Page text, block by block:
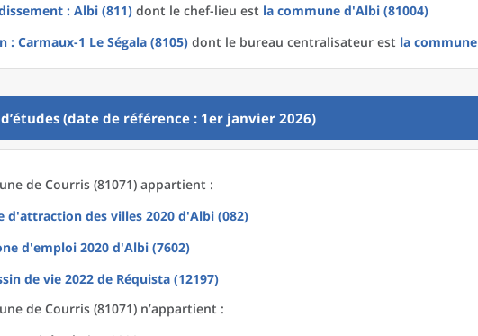
: Albi (811) dont le chef-lieu est la commune d'Albi (81004)
: Carmaux-1 Le Ségala (8105) dont le bureau centralisateur est la commune
d’études (date de référence : 1er janvier 2026)
de Courris (81071) appartient :
d'attraction des villes 2020 d'Albi (082)
d'emploi 2020 d'Albi (7602)
de vie 2022 de Réquista (12197)
de Courris (81071) n’appartient :